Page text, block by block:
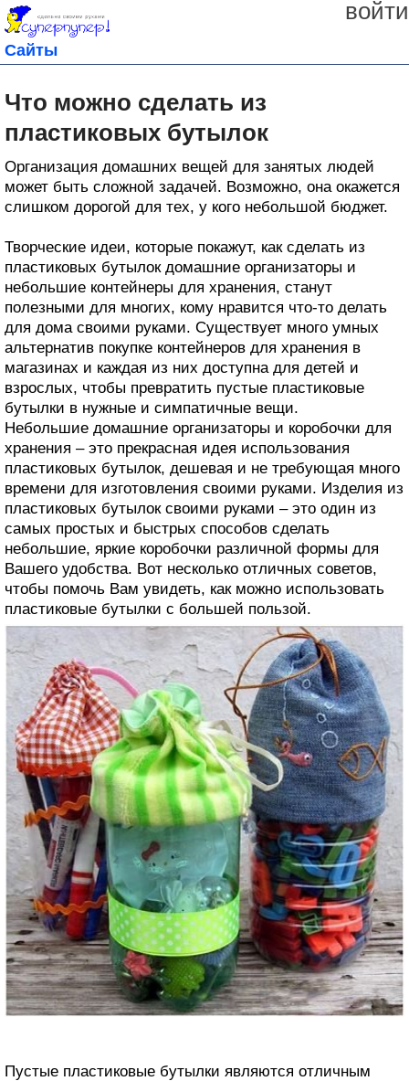
войти
Сайты
Что можно сделать из
пластиковых бутылок
Организация домашних вещей для занятых людей
может быть сложной задачей. Возможно, она окажется
слишком дорогой для тех, у кого небольшой бюджет.
Творческие идеи, которые покажут, как сделать из
пластиковых бутылок домашние организаторы и
небольшие контейнеры для хранения, станут
полезными для многих, кому нравится что-то делать
для дома своими руками. Существует много умных
альтернатив покупке контейнеров для хранения в
магазинах и каждая из них доступна для детей и
взрослых, чтобы превратить пустые пластиковые
бутылки в нужные и симпатичные вещи.
Небольшие домашние организаторы и коробочки для
хранения – это прекрасная идея использования
пластиковых бутылок, дешевая и не требующая много
времени для изготовления своими руками. Изделия из
пластиковых бутылок своими руками – это один из
самых простых и быстрых способов сделать
небольшие, яркие коробочки различной формы для
Вашего удобства. Вот несколько отличных советов,
чтобы помочь Вам увидеть, как можно использовать
пластиковые бутылки с большей пользой.
Пустые пластиковые бутылки являются отличным